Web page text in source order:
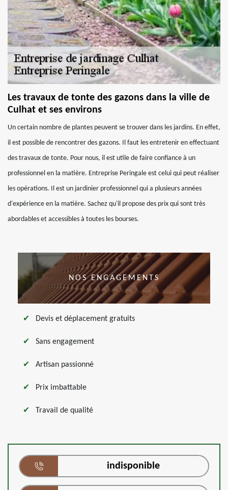
Les travaux de tonte des gazons dans la ville de
Culhat et ses environs
Un certain nombre de plantes peuvent se trouver dans les jardins. En effet,
il est possible de rencontrer des gazons. Il faut les entretenir en effectuant
des travaux de tonte. Pour nous, il est utile de faire confiance à un
professionnel en la matière. Entreprise Peringale est celui qui peut réaliser
les opérations. Il est un jardinier professionnel qui a plusieurs années
d'expérience en la matière. Sachez qu'il propose des prix qui sont très
abordables et accessibles à toutes les bourses.
NOS ENGAGEMENTS
Devis et déplacement gratuits
Sans engagement
Artisan passionné
Prix imbattable
Travail de qualité
indisponible